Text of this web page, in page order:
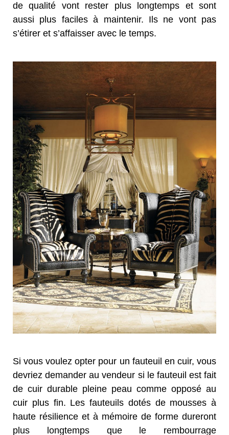
de qualité vont rester plus longtemps et sont
aussi plus faciles à maintenir. Ils ne vont pas
s’étirer et s’affaisser avec le temps.
Si vous voulez opter pour un fauteuil en cuir, vous
devriez demander au vendeur si le fauteuil est fait
de cuir durable pleine peau comme opposé au
cuir plus fin. Les fauteuils dotés de mousses à
haute résilience et à mémoire de forme dureront
plus longtemps que le rembourrage